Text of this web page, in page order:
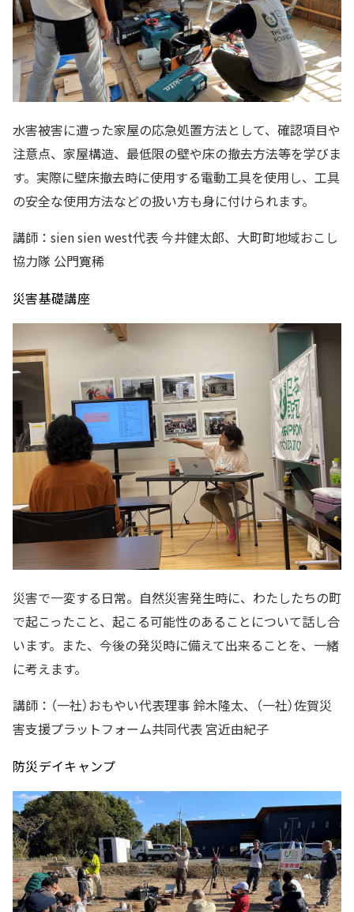
水害被害に遭った家屋の応急処置方法として、確認項目や
注意点、家屋構造、最低限の壁や床の撤去方法等を学びま
す。実際に壁床撤去時に使用する電動工具を使用し、工具
の安全な使用方法などの扱い方も身に付けられます。
講師：sien sien west代表 今井健太郎、大町町地域おこし
協力隊 公門寛稀
災害基礎講座
災害で一変する日常。自然災害発生時に、わたしたちの町
で起こったこと、起こる可能性のあることについて話し合
います。また、今後の発災時に備えて出来ることを、一緒
に考えます。
講師：（一社）おもやい代表理事 鈴木隆太、（一社）佐賀災
害支援プラットフォーム共同代表 宮近由紀子
防災デイキャンプ